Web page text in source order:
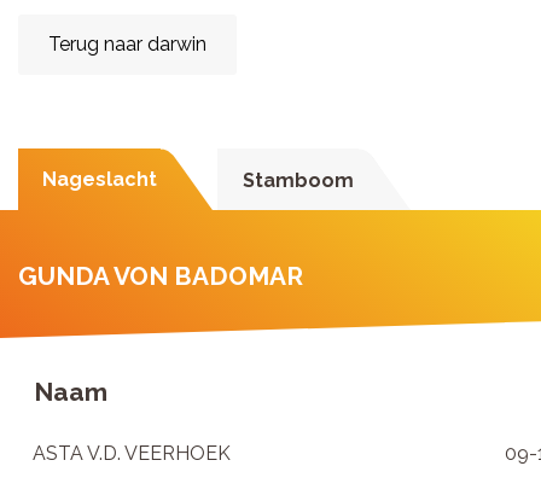
Terug naar darwin
Nageslacht Stamboom
GUNDA VON BADOMAR
Naam
ASTA V.D. VEERHOEK 09-